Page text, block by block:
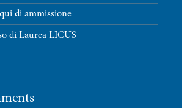
di ammissione
di Laurea LICUS